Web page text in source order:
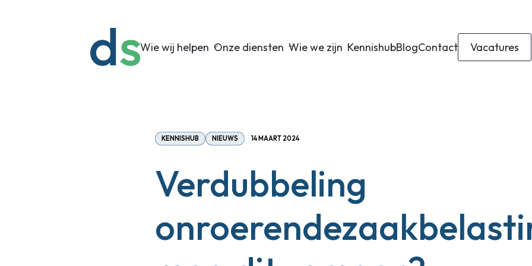
Wie wij helpen Onze diensten Wie we zijn KennishubBlogContact Vacatures
KENNISHUB NIEUWS 14 MAART 2024
Verdubbeling